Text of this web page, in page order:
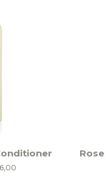
Prijsklasse: